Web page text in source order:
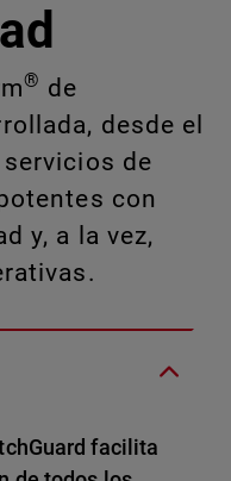
® de
desde el
de
con
y, a la vez,
facilita